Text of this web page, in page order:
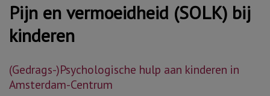
Pijn en vermoeidheid (SOLK) bij
kinderen
(Gedrags-)Psychologische hulp aan kinderen in
Amsterdam-Centrum